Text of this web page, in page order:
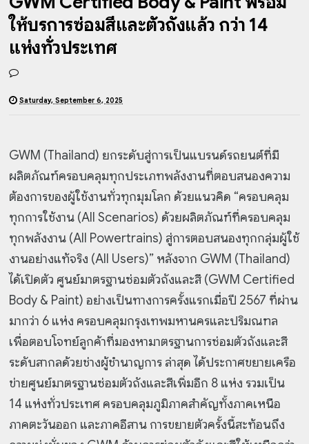
ให้บริการซ่อมสีและตัวถังแล้ว กว่า 14
แห่งทั่วประเทศ
Saturday, September 6, 2025
GWM (Thailand) ยกระดับสู่การเป็นแบรนด์รถยนต์ที่มี
ผลิตภัณฑ์ครอบคลุมทุกประเภทพลังงานที่ตอบสนองความ
ต้องการของผู้ใช้งานทั่วทุกมุมโลก ด้วยแนวคิด “ครอบคลุม
ทุกการใช้งาน (All Scenarios) ด้วยผลิตภัณฑ์ที่ครอบคลุม
ทุกพลังงาน (All Powertrains) สู่การตอบสนองทุกกลุ่มผู้ใช้
งานอย่างแท้จริง (All Users)” หลังจาก GWM (Thailand)
ได้เปิดตัว ศูนย์มาตรฐานซ่อมตัวถังและสี (GWM Certified
Body & Paint) อย่างเป็นทางการครั้งแรกเมื่อปี 2567 ที่ผ่าน
มากว่า 6 แห่ง ครอบคลุมกรุงเทพมหานครและปริมณฑล
เพื่อตอบโจทย์ลูกค้าที่มองหามาตรฐานการซ่อมตัวถังและสี
ระดับสากลด้วยช่างผู้ชำนาญการ ล่าสุด ได้ประกาศขยายเครือ
ข่ายศูนย์มาตรฐานซ่อมตัวถังและสีเพิ่มอีก 8 แห่ง รวมเป็น
14 แห่งทั่วประเทศ ครอบคลุมภูมิภาคสำคัญทั้งภาคเหนือ
ภาคตะวันออก และภาคอีสาน การขยายตัวครั้งนี้สะท้อนถึง